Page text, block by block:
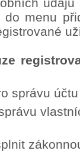
do menu
správu